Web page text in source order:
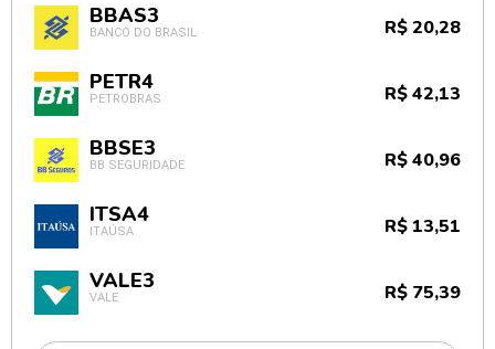
BBAS3
BANCO DO BRASIL R$ 20,28
PETR4
PETROBRAS R$ 42,13
BBSE3
BB SEGURIDADE R$ 40,96
ITSA4
ITAÚSA R$ 13,51
VALE3
VALE R$ 75,39